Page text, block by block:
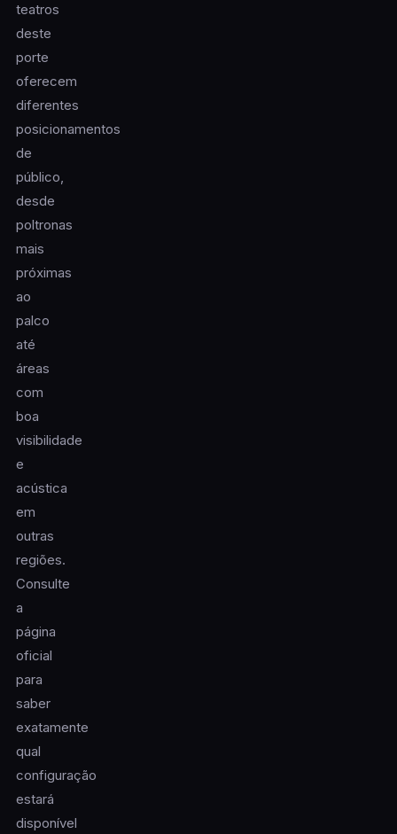
teatros
deste
porte
oferecem
diferentes
posicionamentos
de
público,
desde
poltronas
mais
próximas
ao
palco
até
áreas
com
boa
visibilidade
e
acústica
em
outras
regiões.
Consulte
a
página
oficial
para
saber
exatamente
qual
configuração
estará
disponível